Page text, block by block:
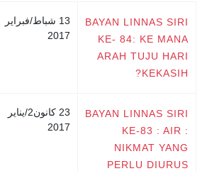
BAYAN LINNAS SIRI
KE- 84: KE MANA
ARAH TUJU HARI
KEKASIH?
13 شباط/فبراير
2017
BAYAN LINNAS SIRI
KE-83 : AIR :
NIKMAT YANG
PERLU DIURUS
23 كانون2/يناير
2017